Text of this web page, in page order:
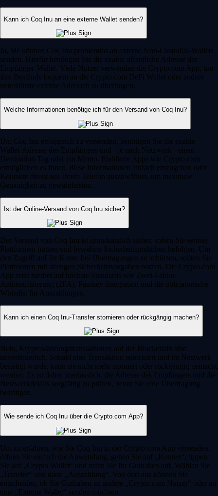
Kann ich Coq Inu an eine externe Wallet senden?
Ja, Sie können Coq Inu problemlos an externe Non-Custodial-Wallets
senden. Hierfür benötigen Sie die exakte öffentliche Adresse der
Empfänger-Wallet. Viele Nutzer verwenden die Crypto.com App, um
ihre Bestände bequem an die Crypto.com DeFi Wallet oder andere
unterstützte externe Adressen zu übertragen.
Welche Informationen benötige ich für den Versand von Coq Inu?
Um Coq Inu erfolgreich zu versenden, benötigen Sie die exakte
Wallet-Adresse des Empfängers und - je nach Netzwerk - einen
Destination Tag oder ein Memo. Etablierte Apps wie Crypto.com
ermöglichen es Ihnen, diese Informationen einfach einzugeben oder
Kontakte direkt aus Ihrem Telefon auszuwählen, um maximale
Genauigkeit zu gewährleisten.
Ist der Online-Versand von Coq Inu sicher?
Der Versand von Coq Inu ist grundsätzlich sicher, sofern Sie seriöse
Plattformen nutzen und bewährte Sicherheitspraktiken befolgen. Um
den Zugriff auf Ihr Konto bei Übertragungen zu schützen, sollten Sie
Plattformen mit strengen Sicherheitsvorgaben nutzen. Die Crypto.com
App setzt hierbei auf höchste Standards wie Zwei-Faktor-
Authentifizierung (2FA), Passkey-Integration und die obligatorische
Whitelist für Auszahlungen.
Kann ich einen Coq Inu-Transfer stornieren oder rückgängig machen?
Nein, Kryptowährungstransaktionen auf der Blockchain sind
unveränderlich. Sobald eine Transaktion autorisiert und im Netzwerk
bestätigt wurde, kann sie nicht mehr storniert oder rückgängig gemacht
werden. Es ist daher unerlässlich, die Adresse des Empfängers und die
Netzwerkdetails sorgfältig zu prüfen, bevor Sie eine Übertragung
bestätigen.
Wie sende ich Coq Inu über die Crypto.com App?
Um zu erfahren, wie Sie Coq Inu in der Crypto.com App versenden,
öffnen Sie einfach die Anwendung, gehen Sie auf „Konten“, tippen
Sie auf „Crypto Wallet“ und rufen Sie Ihr Guthaben auf. Wählen Sie
„Transfer“ und dann „Auszahlung“. Von dort aus können Sie
entscheiden, ob Sie Guthaben an andere „Crypto.com Nutzer“ oder an
eine „Externe Wallet“ senden möchten.